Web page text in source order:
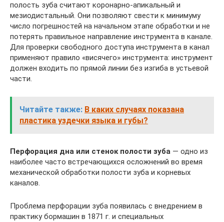
полость зуба считают коронарно-апикальный и
мезиодистальный. Они позволяют свести к минимуму
число погрешностей на начальном этапе обработки и не
потерять правильное направление инструмента в канале.
Для проверки свободного доступа инструмента в канал
применяют правило «висячего» инструмента: инструмент
должен входить по прямой линии без изгиба в устьевой
части.
Читайте также: В каких случаях показана
пластика уздечки языка и губы?
Перфорация дна или стенок полости зуба — одно из
наиболее часто встречающихся осложнений во время
механической обработки полости зуба и корневых
каналов.
Проблема перфорации зуба появилась с внедрением в
практику бормашин в 1871 г. и специальных